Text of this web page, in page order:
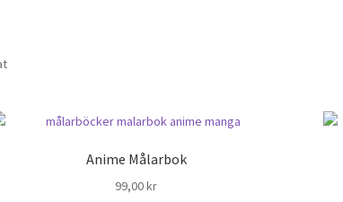
Anime Målarbok
99,00kr